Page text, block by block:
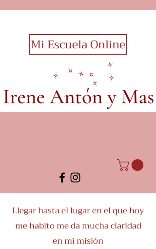
Mi Escuela Online
Llegar hasta el lugar en el que hoy
me habito me da mucha claridad
en mi misión